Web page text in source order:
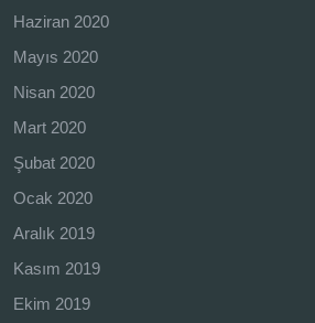
Haziran 2020
Mayıs 2020
Nisan 2020
Mart 2020
Şubat 2020
Ocak 2020
Aralık 2019
Kasım 2019
Ekim 2019